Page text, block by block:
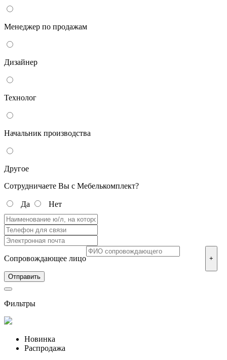
Менеджер по продажам
Дизайнер
Технолог
Начальник производства
Другое
Сотрудничаете Вы с Мебелькомплект?
Да Нет
Сопровождающее лицо +
Фильтры
Новинка
Распродажа